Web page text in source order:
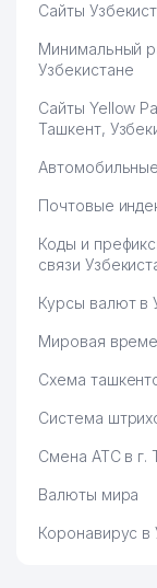
Сайты
Минимальный
Узбекистане
Сайты Yellow
Ташкент,
Почтовые
Коды и
связи
Курсы валют в
Мировая
Схема
Система
Смена АТС в г.
Валюты мира
Коронавирус в